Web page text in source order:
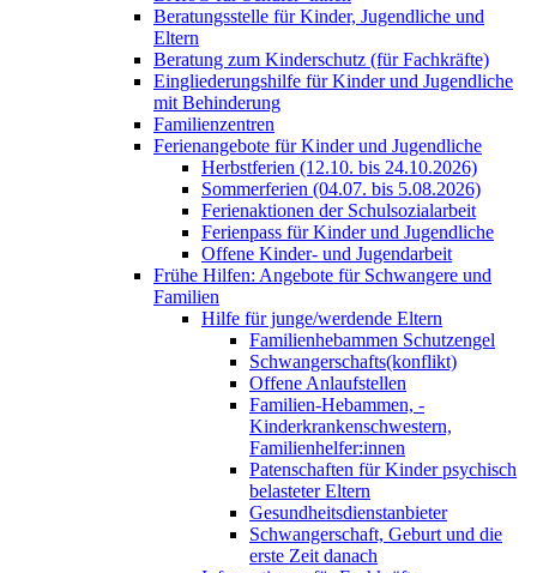
Beratungsstelle für Kinder, Jugendliche und
Eltern
Beratung zum Kinderschutz (für Fachkräfte)
Eingliederungshilfe für Kinder und Jugendliche
mit Behinderung
Familienzentren
Ferienangebote für Kinder und Jugendliche
Herbstferien (12.10. bis 24.10.2026)
Sommerferien (04.07. bis 5.08.2026)
Ferienaktionen der Schulsozialarbeit
Ferienpass für Kinder und Jugendliche
Offene Kinder- und Jugendarbeit
Frühe Hilfen: Angebote für Schwangere und
Familien
Hilfe für junge/werdende Eltern
Familienhebammen Schutzengel
Schwangerschafts(konflikt)
Offene Anlaufstellen
Familien-Hebammen, -
Kinderkrankenschwestern,
Familienhelfer:innen
Patenschaften für Kinder psychisch
belasteter Eltern
Gesundheitsdienstanbieter
Schwangerschaft, Geburt und die
erste Zeit danach